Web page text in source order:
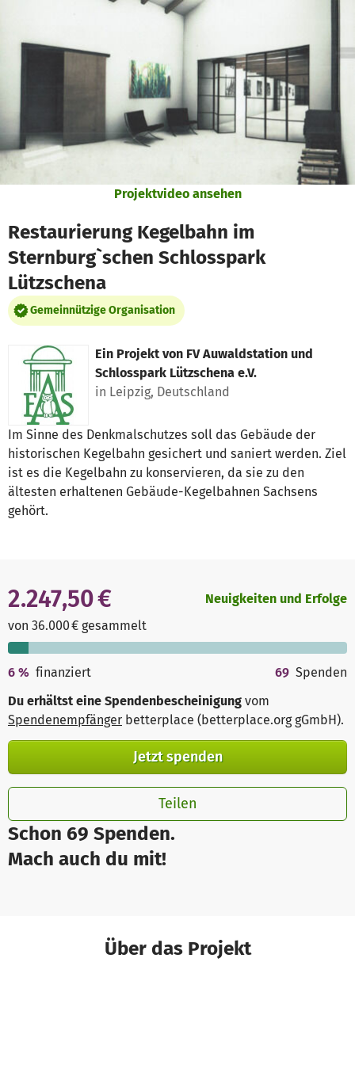
Zum Hauptinhalt springen
Erklärung zur Barrierefreiheit anzeigen
Projektvideo ansehen
Restaurierung Kegelbahn im
Sternburg`schen Schlosspark
Lützschena
Gemeinnützige Organisation
Ein Projekt von FV Auwaldstation und
Schlosspark Lützschena e.V.
in Leipzig, Deutschland
Im Sinne des Denkmalschutzes soll das Gebäude der
historischen Kegelbahn gesichert und saniert werden. Ziel
ist es die Kegelbahn zu konservieren, da sie zu den
ältesten erhaltenen Gebäude-Kegelbahnen Sachsens
gehört.
Schon 69 Spenden.
Mach auch du mit!
2.247,50 €
von 36.000 € gesammelt
Neuigkeiten und Erfolge
6 % finanziert 69 Spenden
Du erhältst eine Spendenbescheinigung vom
Spendenempfänger betterplace (betterplace.org gGmbH).
Jetzt spenden
Teilen
Über das Projekt